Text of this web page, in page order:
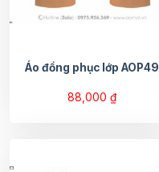
Áo đồng phục lớp AOP49
88,000 ₫